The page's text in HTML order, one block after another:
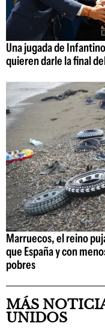
Una jugada de
quieren darle la final
Marruecos, el reino
que España y con
pobres
MÁS
UNIDOS